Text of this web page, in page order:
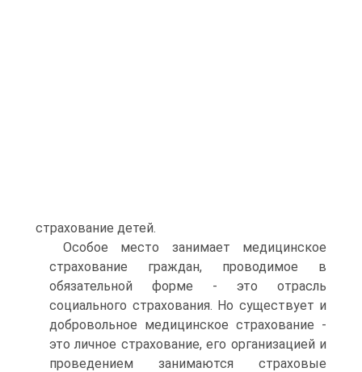
страхование детей.
Особое место занимает медицинское
страхование граждан, проводимое в
обязательной форме - это отрасль
социального страхования. Но существует и
добровольное медицинское страхование -
это личное страхование, его организацией и
проведением занимаются страховые